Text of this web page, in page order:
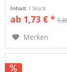
Inhalt 1 Stück
ab 1,73 € *
Merken